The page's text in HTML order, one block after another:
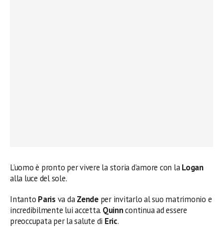
L’uomo è pronto per vivere la storia d’amore con laLogan
alla luce del sole.
Intanto Paris va daZendeper invitarlo al suo matrimonio e
incredibilmente lui accetta. Quinncontinua ad essere
preoccupata per la salute di Eric.